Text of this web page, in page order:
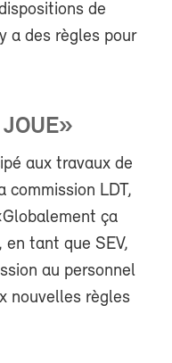
de
a des règles pour
aux travaux de
commission LDT,
ça
tant que SEV,
au personnel
nouvelles règles